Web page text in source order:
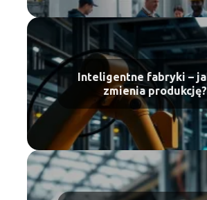
Inteligentne fabryki –
zmienia produkcję?